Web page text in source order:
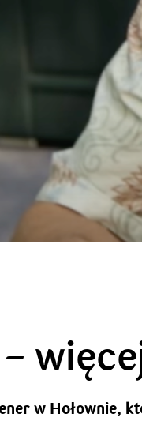
w Hołownie,